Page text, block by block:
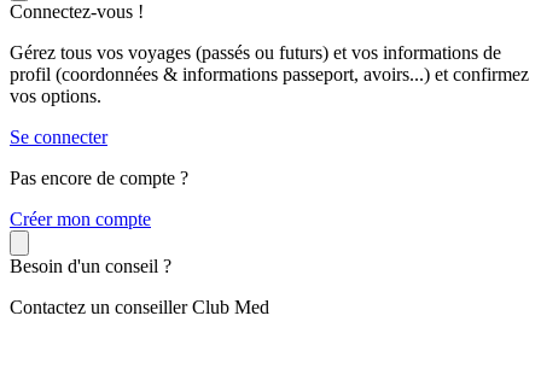
Connectez-vous !
Gérez tous vos voyages (passés ou futurs) et vos informations de
profil (coordonnées & informations passeport, avoirs...) et confirmez
vos options.
Se connecter
Pas encore de compte ?
Créer mon compte
Besoin d'un conseil ?
Contactez un conseiller Club Med